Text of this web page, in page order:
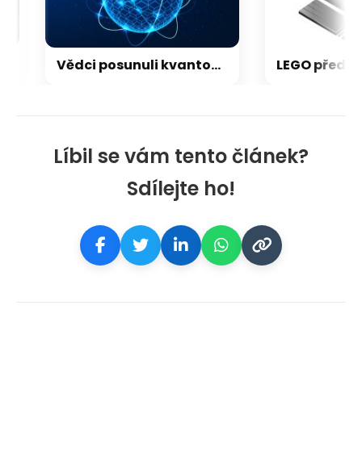
Líbil se vám tento článek?
Sdílejte ho!
Vědci posunuli kvantový internet. Propojili ho s běžným internetem